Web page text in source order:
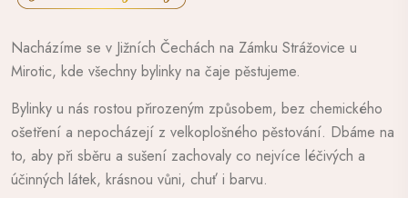
Nacházíme se v Jižních Čechách na Zámku Strážovice u
Mirotic, kde všechny bylinky na čaje pěstujeme.
Bylinky u nás rostou přirozeným způsobem, bez chemického
ošetření a nepocházejí z velkoplošného pěstování. Dbáme na
to, aby při sběru a sušení zachovaly co nejvíce léčivých a
účinných látek, krásnou vůni, chuť i barvu.